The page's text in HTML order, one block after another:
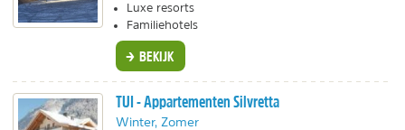
Luxe resorts
Familiehotels
BEKIJK
TUI - Appartementen Silvretta
Winter, Zomer